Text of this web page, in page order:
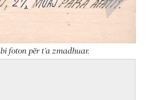
foton për t’a zmadhuar.